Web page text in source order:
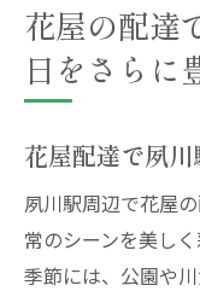
花屋の配達
日をさらに
花屋配達で夙
夙川駅周辺で花屋
常のシーンを美し
季節には、公園や